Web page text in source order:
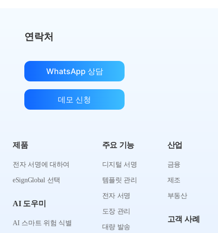
연락처
WhatsApp 상담
데모 신청
제품
전자 서명에 대하여
eSignGlobal 선택
AI 도우미
AI 스마트 위험 식별
주요 기능
디지털 서명
템플릿 관리
전자 서명
도장 관리
대량 발송
산업
금융
제조
부동산
고객 사례